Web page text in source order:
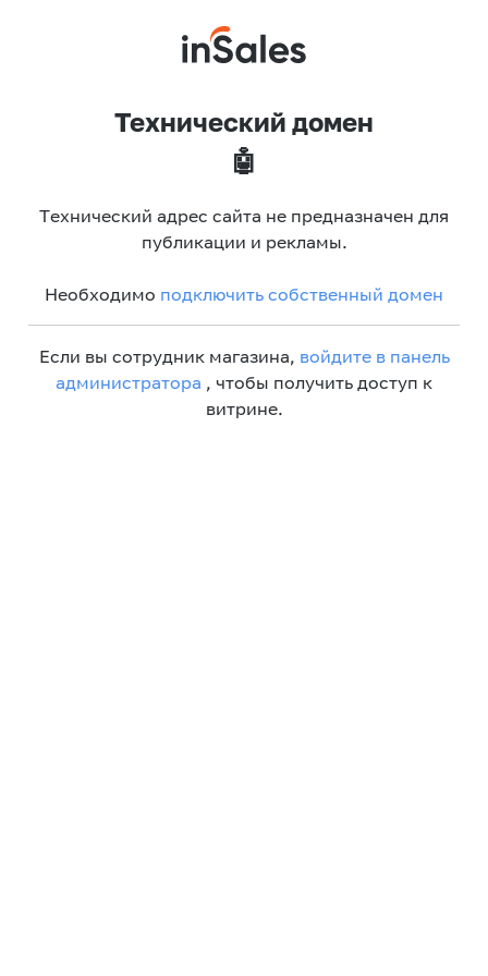
Технический домен
🤖
Технический адрес сайта не предназначен для
публикации и рекламы.
Необходимо подключить собственный домен
Если вы сотрудник магазина, войдите в панель
администратора , чтобы получить доступ к
витрине.